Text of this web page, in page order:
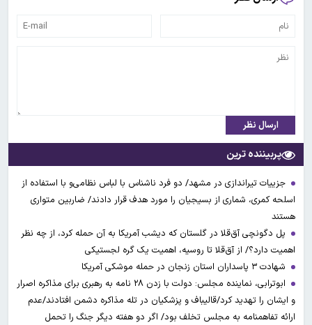
ارسال نظر
پربیننده ترین
جزییات تیراندازی در مشهد/ دو فرد ناشناس با لباس نظامی‌و با استفاده از
اسلحه کمری، شماری از بسیجیان را مورد هدف قرار دادند/ ضاربین متواری
هستند
پل دگونچی آق‌قلا در گلستان که دیشب آمریکا به آن حمله کرد، از چه نظر
اهمیت دارد؟/ از آق‌قلا تا روسیه، اهمیت یک گره لجستیکی
شهادت ۳ ‌پاسداران استان زنجان در حمله موشکی آمریکا
ابوترابی، نماینده مجلس: دولت با زدن ۲۸ نامه به رهبری برای مذاکره اصرار
و ایشان را تهدید کرد/قالیباف و پزشکیان در تله مذاکره دشمن افتادند/عدم
ارائه تفاهمنامه به مجلس تخلف بود/ اگر دو هفته دیگر جنگ را تحمل